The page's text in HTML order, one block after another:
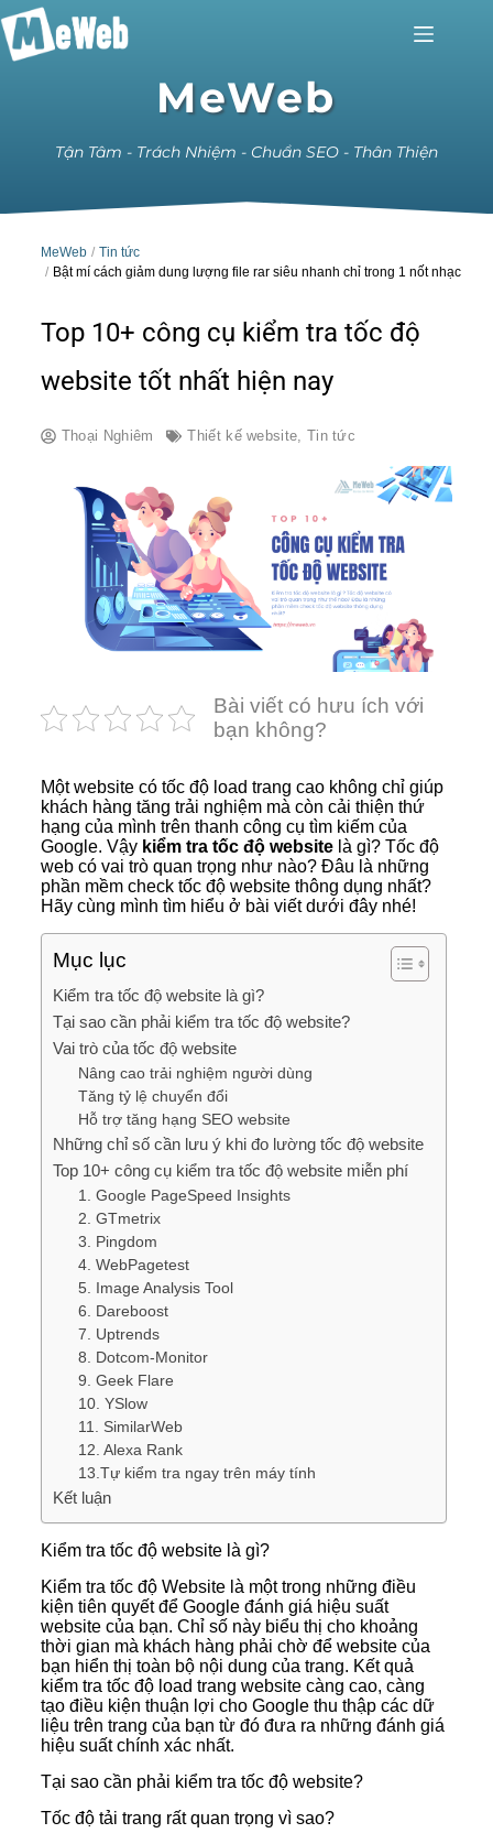
MeWeb
Tận Tâm - Trách Nhiệm - Chuẩn SEO - Thân Thiện
MeWeb
Tin tức
Bật mí cách giảm dung lượng file rar siêu nhanh chỉ trong 1 nốt nhạc
Top 10+ công cụ kiểm tra tốc độ
website tốt nhất hiện nay
Thoại Nghiêm Thiết kế website, Tin tức
Bài viết có hưu ích với
bạn không?
Một website có tốc độ load trang cao không chỉ giúp
khách hàng tăng trải nghiệm mà còn cải thiện thứ
hạng của mình trên thanh công cụ tìm kiếm của
Google. Vậy kiểm tra tốc độ websitelà gì? Tốc độ
web có vai trò quan trọng như nào? Đâu là những
phần mềm check tốc độ website thông dụng nhất?
Hãy cùng mình tìm hiểu ở bài viết dưới đây nhé!
Mục lục
Kiểm tra tốc độ website là gì?
Tại sao cần phải kiểm tra tốc độ website?
Vai trò của tốc độ website
Nâng cao trải nghiệm người dùng
Tăng tỷ lệ chuyển đổi
Hỗ trợ tăng hạng SEO website
Những chỉ số cần lưu ý khi đo lường tốc độ website
Top 10+ công cụ kiểm tra tốc độ website miễn phí
1. Google PageSpeed Insights
2. GTmetrix
3. Pingdom
4. WebPagetest
5. Image Analysis Tool
6. Dareboost
7. Uptrends
8. Dotcom-Monitor
9. Geek Flare
10. YSlow
11. SimilarWeb
12. Alexa Rank
13.Tự kiểm tra ngay trên máy tính
Kết luận
Kiểm tra tốc độ website là gì?
Kiểm tra tốc độ Website là một trong những điều
kiện tiên quyết để Google đánh giá hiệu suất
website của bạn. Chỉ số này biểu thị cho khoảng
thời gian mà khách hàng phải chờ để website của
bạn hiển thị toàn bộ nội dung của trang. Kết quả
kiểm tra tốc độ load trang website càng cao, càng
tạo điều kiện thuận lợi cho Google thu thập các dữ
liệu trên trang của bạn từ đó đưa ra những đánh giá
hiệu suất chính xác nhất.
Tại sao cần phải kiểm tra tốc độ website?
Tốc độ tải trang rất quan trọng vì sao?